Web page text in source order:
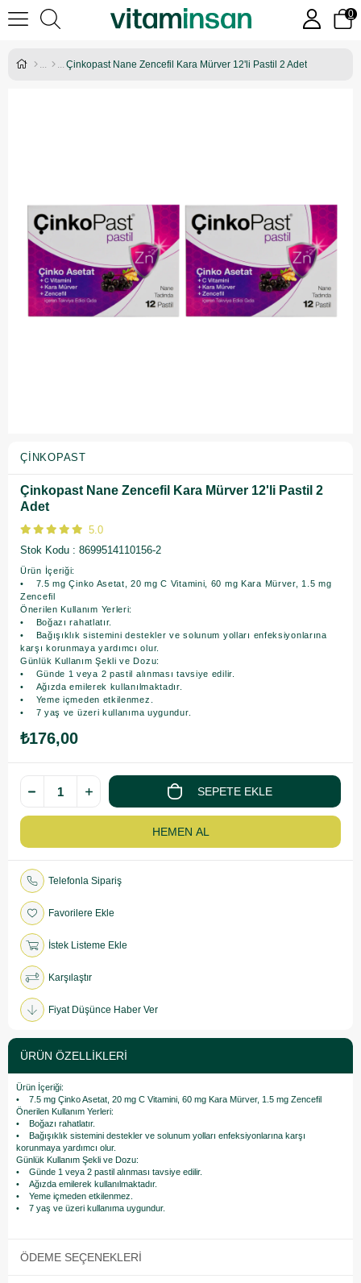
0
Çinkopast Nane Zencefil Kara Mürver 12'li Pastil 2 Adet
ÇINKOPAST
Çinkopast Nane Zencefil Kara Mürver 12'li Pastil 2
Adet
5.0
Stok Kodu
8699514110156-2
Ürün İçeriği:
• 7.5 mg Çinko Asetat, 20 mg C Vitamini, 60 mg Kara Mürver, 1.5 mg
Zencefil
Önerilen Kullanım Yerleri:
• Boğazı rahatlatır.
• Bağışıklık sistemini destekler ve solunum yolları enfeksiyonlarına
karşı korunmaya yardımcı olur.
Günlük Kullanım Şekli ve Dozu:
• Günde 1 veya 2 pastil alınması tavsiye edilir.
• Ağızda emilerek kullanılmaktadır.
• Yeme içmeden etkilenmez.
• 7 yaş ve üzeri kullanıma uygundur.
₺176,00
Telefonla Sipariş
Favorilere Ekle
İstek Listeme Ekle
Karşılaştır
Fiyat Düşünce Haber Ver
ÜRÜN ÖZELLIKLERI
Ürün İçeriği:
• 7.5 mg Çinko Asetat, 20 mg C Vitamini, 60 mg Kara Mürver, 1.5 mg Zencefil
Önerilen Kullanım Yerleri:
• Boğazı rahatlatır.
• Bağışıklık sistemini destekler ve solunum yolları enfeksiyonlarına karşı
korunmaya yardımcı olur.
Günlük Kullanım Şekli ve Dozu:
• Günde 1 veya 2 pastil alınması tavsiye edilir.
• Ağızda emilerek kullanılmaktadır.
• Yeme içmeden etkilenmez.
• 7 yaş ve üzeri kullanıma uygundur.
ÖDEME SEÇENEKLERI